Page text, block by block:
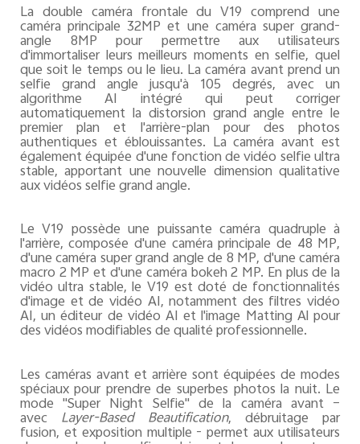
La double caméra frontale du V19 comprend une
caméra principale 32MP et une caméra super grand-
angle 8MP pour permettre aux utilisateurs
d'immortaliser leurs meilleurs moments en selfie, quel
que soit le temps ou le lieu. La caméra avant prend un
selfie grand angle jusqu'à 105 degrés, avec un
algorithme AI intégré qui peut corriger
automatiquement la distorsion grand angle entre le
premier plan et l'arrière-plan pour des photos
authentiques et éblouissantes. La caméra avant est
également équipée d'une fonction de vidéo selfie ultra
stable, apportant une nouvelle dimension qualitative
aux vidéos selfie grand angle.
Le V19 possède une puissante caméra quadruple à
l'arrière, composée d'une caméra principale de 48 MP,
d'une caméra super grand angle de 8 MP, d'une caméra
macro 2 MP et d'une caméra bokeh 2 MP. En plus de la
vidéo ultra stable, le V19 est doté de fonctionnalités
d'image et de vidéo AI, notamment des filtres vidéo
AI, un éditeur de vidéo AI et l'image Matting Al pour
des vidéos modifiables de qualité professionnelle.
Les caméras avant et arrière sont équipées de modes
spéciaux pour prendre de superbes photos la nuit. Le
mode "Super Night Selfie" de la caméra avant –
avec Layer-Based Beautification, débruitage par
fusion, et exposition multiple - permet aux utilisateurs